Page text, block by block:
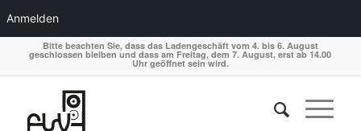
Anmelden
Bitte beachten Sie, dass das Ladengeschäft vom 4. bis 6. August
geschlossen bleiben und dass am Freitag, dem 7. August, erst ab 14.00
Uhr geöffnet sein wird.